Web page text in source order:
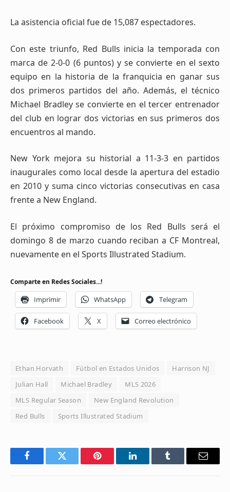
La asistencia oficial fue de 15,087 espectadores.
Con este triunfo, Red Bulls inicia la temporada con
marca de 2-0-0 (6 puntos) y se convierte en el sexto
equipo en la historia de la franquicia en ganar sus
dos primeros partidos del año. Además, el técnico
Michael Bradley se convierte en el tercer entrenador
del club en lograr dos victorias en sus primeros dos
encuentros al mando.
New York mejora su historial a 11-3-3 en partidos
inaugurales como local desde la apertura del estadio
en 2010 y suma cinco victorias consecutivas en casa
frente a New England.
El próximo compromiso de los Red Bulls será el
domingo 8 de marzo cuando reciban a CF Montreal,
nuevamente en el Sports Illustrated Stadium.
Comparte en Redes Sociales...!
Imprimir WhatsApp Telegram
Facebook X Correo electrónico
Ethan Horvath Fútbol en Estados Unidos
Harrison NJ
Julian Hall
Michael Bradley
MLS 2026
MLS Regular Season
New England Revolution
Red Bulls
Sports Illustrated Stadium
FacebookTwitter Pinterest LinkedInTumblr Email